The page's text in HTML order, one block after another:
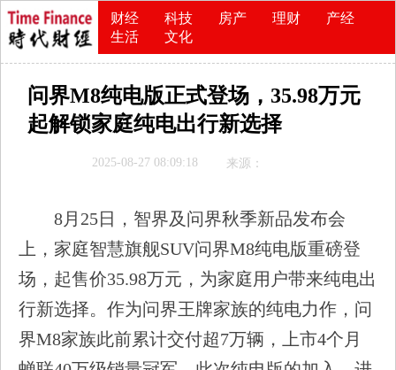
财经 科技 房产 理财
产经
生活
文化
问界M8纯电版正式登场，35.98万元
起解锁家庭纯电出行新选择
2025-08-27 08:09:18 来源：
8月25日，智界及问界秋季新品发布会
上，家庭智慧旗舰SUV问界M8纯电版重磅登
场，起售价35.98万元，为家庭用户带来纯电出
行新选择。作为问界王牌家族的纯电力作，问
界M8家族此前累计交付超7万辆，上市4个月